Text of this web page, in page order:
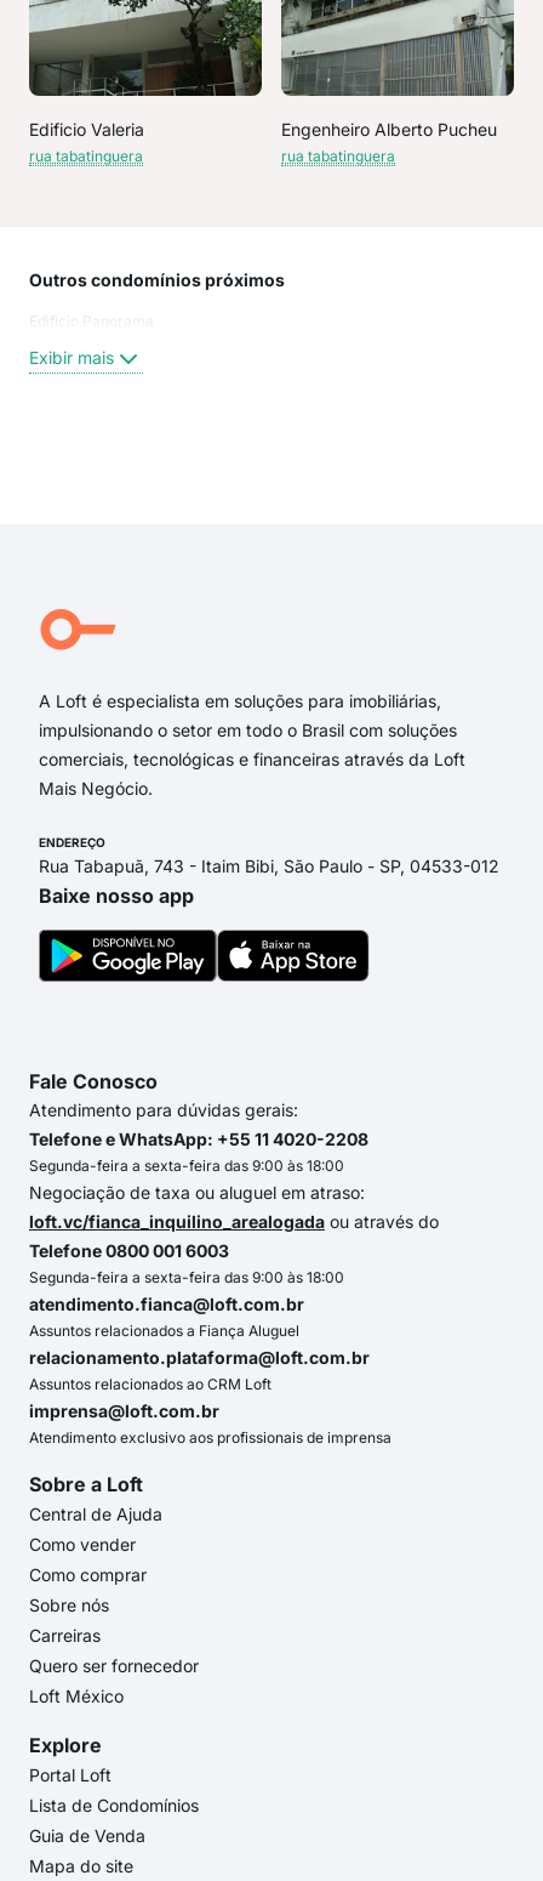
Edificio Valeria
rua tabatinguera
Engenheiro Alberto Pucheu
rua tabatinguera
Outros condomínios próximos
Edificio Panorama
Exibir mais
A Loft é especialista em soluções para imobiliárias,
impulsionando o setor em todo o Brasil com soluções
comerciais, tecnológicas e financeiras através da Loft
Mais Negócio.
ENDEREÇO
Rua Tabapuã, 743 - Itaim Bibi, São Paulo - SP, 04533-012
Baixe nosso app
Fale Conosco
Atendimento para dúvidas gerais:
Telefone e WhatsApp: +55 11 4020-2208
Segunda-feira a sexta-feira das 9:00 às 18:00
Negociação de taxa ou aluguel em atraso:
loft.vc/fianca_inquilino_arealogada ou através do
Telefone 0800 001 6003
Segunda-feira a sexta-feira das 9:00 às 18:00
atendimento.fianca@loft.com.br
Assuntos relacionados a Fiança Aluguel
relacionamento.plataforma@loft.com.br
Assuntos relacionados ao CRM Loft
imprensa@loft.com.br
Atendimento exclusivo aos profissionais de imprensa
Sobre a Loft
Central de Ajuda
Como vender
Como comprar
Sobre nós
Carreiras
Quero ser fornecedor
Loft México
Explore
Portal Loft
Lista de Condomínios
Guia de Venda
Mapa do site